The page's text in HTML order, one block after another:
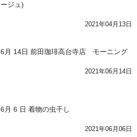
ージュ)
2021年04月13日
6月 14日 前田珈琲高台寺店 モーニング
2021年06月14日
6月 6 日 着物の虫干し
2021年06月06日